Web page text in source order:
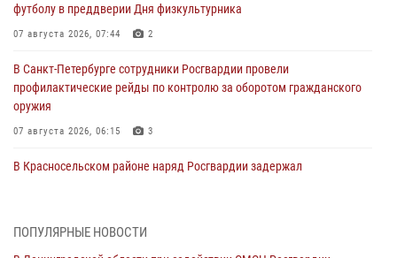
футболу в преддверии Дня физкультурника
07 августа 2026, 07:44 2
В Санкт-Петербурге сотрудники Росгвардии провели
профилактические рейды по контролю за оборотом гражданского
оружия
07 августа 2026, 06:15 3
В Красносельском районе наряд Росгвардии задержал
06 августа 2026, 13:39 1
ПОПУЛЯРНЫЕ НОВОСТИ